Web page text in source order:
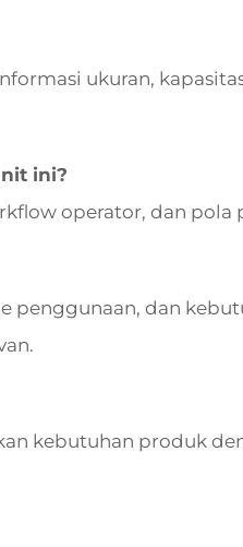
ukuran,
ini?
operator, dan pola
penggunaan, dan
kebutuhan produk